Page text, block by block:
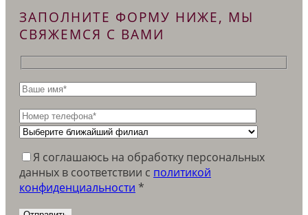
ЗАПОЛНИТЕ ФОРМУ НИЖЕ, МЫ
СВЯЖЕМСЯ С ВАМИ
Я соглашаюсь на обработку персональных
данных в соответствии c политикой
конфиденциальности *